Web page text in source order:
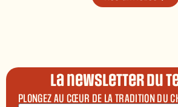
La newsletter du
PLONGEZ AU CŒUR DE LA TRADITION DU